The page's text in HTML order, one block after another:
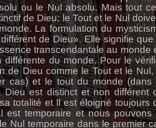
ou le Nul absolu. Mais tout
de Dieu; le Tout et le Nul
La formulation du
de Dieu». Elle signifie que
transcendantale au monde
du monde. Pour le
de Dieu comme le Tout et le Nul,
cas) et le tout du monde (dans
est distinct et non différent
totalité et Il est éloigné toujours
est temporaire et nous pouvons
Nul temporaire dans le premier